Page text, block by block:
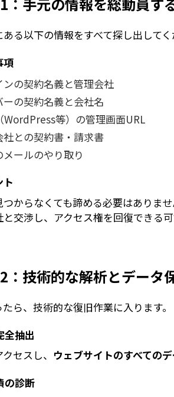
る以下の情報をすべて探し出してく
項
ンの契約名義と管理会社
ーの契約名義と会社名
WordPress等）の管理画面URL
社との契約書・請求書
ールのやり取り
ト
からなくても諦める必要はありませ
交渉し、アクセス権を回復できる
：技術的な解析とデータ
ら、技術的な復旧作業に入ります。
全抽出
セスし、 ウェブサイトのすべての
の診断